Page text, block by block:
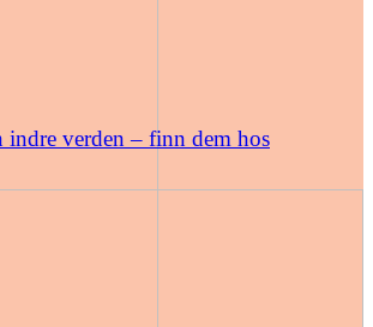
verden – finn dem hos